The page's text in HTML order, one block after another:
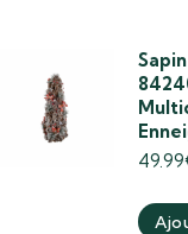
49.99